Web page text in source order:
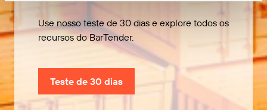
Use nosso teste de 30 dias e explore todos os
recursos do BarTender.
Teste de 30 dias